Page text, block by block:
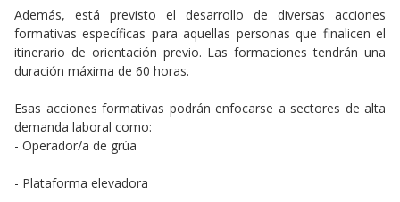
Además, está previsto el desarrollo de diversas acciones
formativas específicas para aquellas personas que finalicen el
itinerario de orientación previo. Las formaciones tendrán una
duración máxima de 60 horas.
Esas acciones formativas podrán enfocarse a sectores de alta
demanda laboral como:
- Operador/a de grúa
- Plataforma elevadora